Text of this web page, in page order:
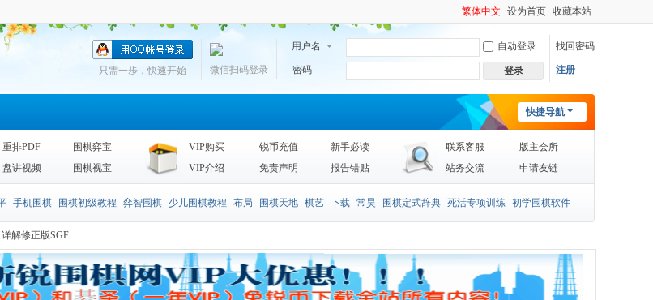
繁体中文 设为首页 收藏本站
用户名 自动登录 找回密码
密码 登录 注册
微信扫码登录
只需一步，快速开始
快捷导航
重排PDF
围棋弈宝
盘讲视频 围棋视宝
VIP购买 锐币充值
新手必读
VIP介绍
免责声明 报告错贴
联系客服
版主会所
站务交流
申请友链
手机围棋 围棋初级教程 弈智围棋 少儿围棋教程 布局 围棋天地 棋艺 下载 常昊 围棋定式辞典 死活专项训练 初学围棋软件
李昌镐 死活 手筋辞典
解修正版SGF ...